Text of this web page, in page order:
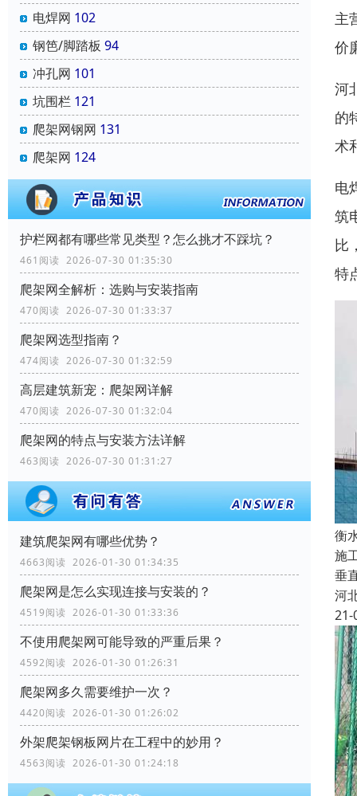
电焊网 102
钢笆/脚踏板 94
冲孔网 101
坑围栏 121
爬架网钢网 131
爬架网 124
‌护栏网‌都有哪些常见类型？怎么挑才不踩坑？
461阅读 2026-07-30 01:35:30
爬架网全解析：选购与安装指南
470阅读 2026-07-30 01:33:37
爬架网选型指南？
474阅读 2026-07-30 01:32:59
高层建筑新宠：爬架网详解
470阅读 2026-07-30 01:32:04
爬架网的特点与安装方法详解
463阅读 2026-07-30 01:31:27
建筑爬架网有哪些优势？
4663阅读 2026-01-30 01:34:35
爬架网是怎么实现连接与安装的？
4519阅读 2026-01-30 01:33:36
不使用爬架网可能导致的严重后果？
4592阅读 2026-01-30 01:26:31
爬架网多久需要维护一次？
4420阅读 2026-01-30 01:26:02
外架爬架钢板网片在工程中的妙用？
4563阅读 2026-01-30 01:24:18
主
价
河
的
术
电
筑
比
特
衡
施
垂
河
21-